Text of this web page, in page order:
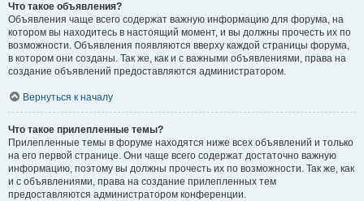
Что такое объявления?
Объявления чаще всего содержат важную информацию для форума, на
котором вы находитесь в настоящий момент, и вы должны прочесть их по
возможности. Объявления появляются вверху каждой страницы форума,
в котором они созданы. Так же, как и с важными объявлениями, права на
создание объявлений предоставляются администратором.
Вернуться к началу
Что такое прилепленные темы?
Прилепленные темы в форуме находятся ниже всех объявлений и только
на его первой странице. Они чаще всего содержат достаточно важную
информацию, поэтому вы должны прочесть их по возможности. Так же, как
и с объявлениями, права на создание прилепленных тем
предоставляются администратором конференции.